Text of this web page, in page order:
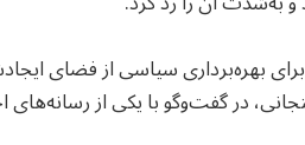
بهره‌برداری سیاسی از فضای
در گفت‌وگو با یکی از